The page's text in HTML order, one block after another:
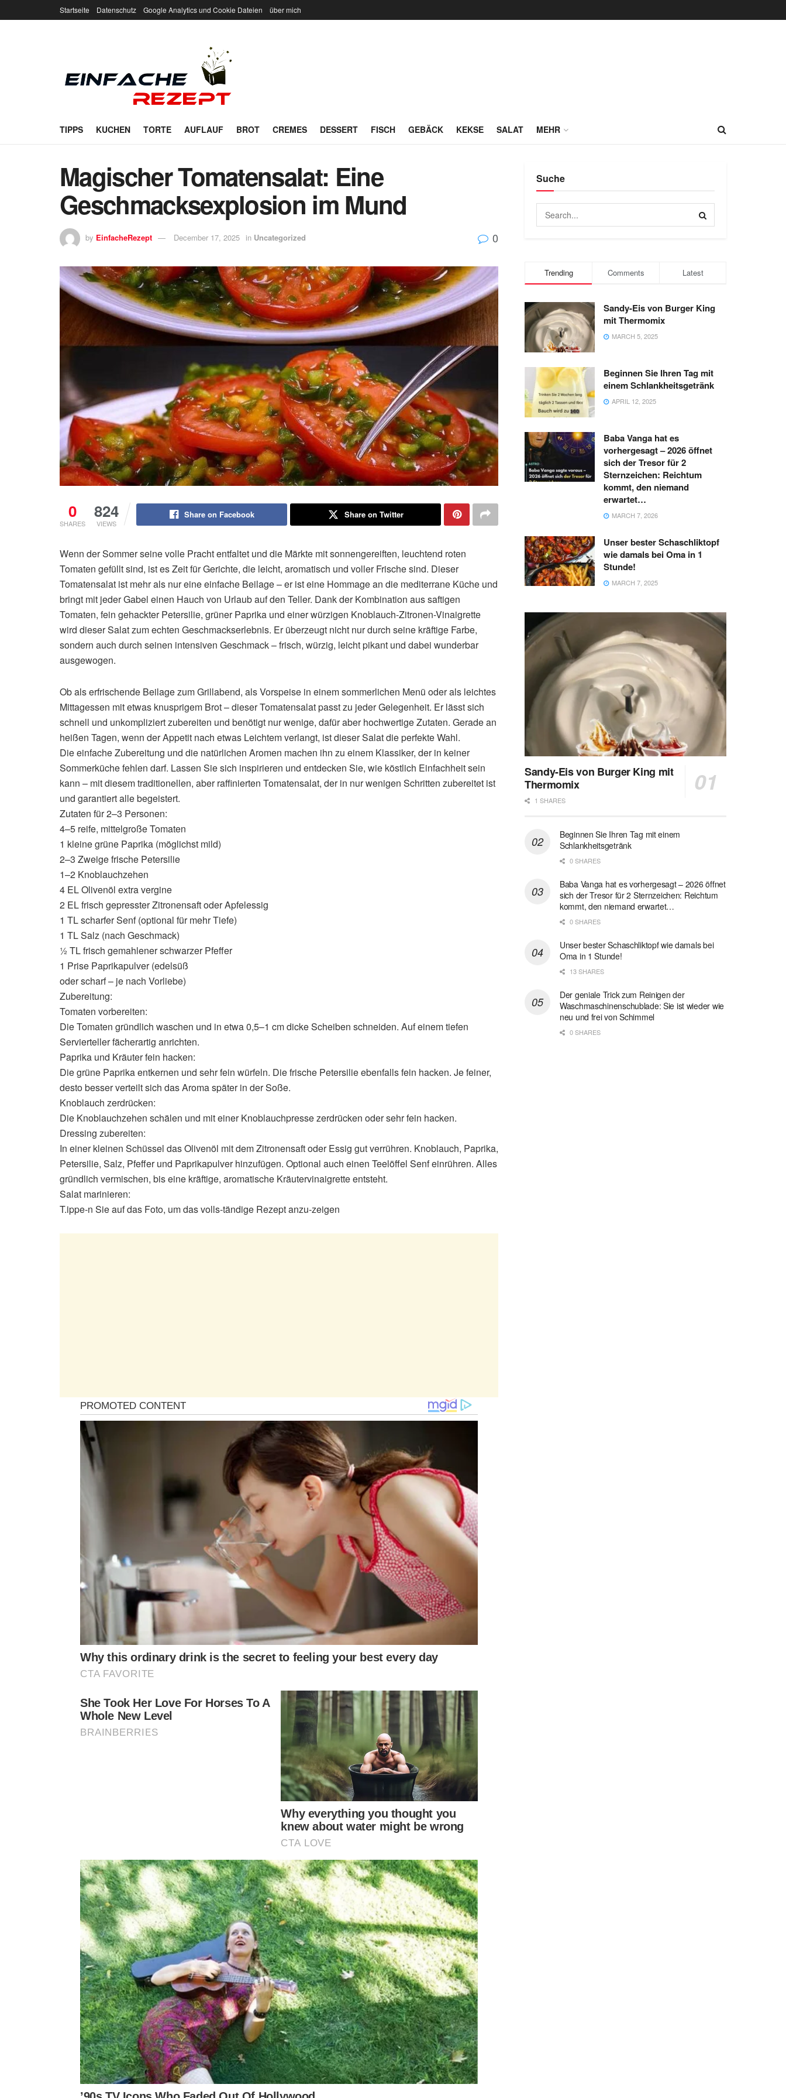
Startseite Datenschutz Google Analytics und Cookie Dateien über mich
TIPPS KUCHEN TORTE AUFLAUF BROT CREMES DESSERT FISCH GEBÄCK KEKSE SALAT MEHR
Magischer Tomatensalat: Eine
Geschmacksexplosion im Mund
by EinfacheRezept December 17, 2025 in Uncategorized 0
0
SHARES
824
VIEWS
Share on Facebook Share on Twitter
Wenn der Sommer seine volle Pracht entfaltet und die Märkte mit sonnengereiften, leuchtend roten
Tomaten gefüllt sind, ist es Zeit für Gerichte, die leicht, aromatisch und voller Frische sind. Dieser
Tomatensalat ist mehr als nur eine einfache Beilage – er ist eine Hommage an die mediterrane Küche und
bringt mit jeder Gabel einen Hauch von Urlaub auf den Teller. Dank der Kombination aus saftigen
Tomaten, fein gehackter Petersilie, grüner Paprika und einer würzigen Knoblauch-Zitronen-Vinaigrette
wird dieser Salat zum echten Geschmackserlebnis. Er überzeugt nicht nur durch seine kräftige Farbe,
sondern auch durch seinen intensiven Geschmack – frisch, würzig, leicht pikant und dabei wunderbar
ausgewogen.
Ob als erfrischende Beilage zum Grillabend, als Vorspeise in einem sommerlichen Menü oder als leichtes
Mittagessen mit etwas knusprigem Brot – dieser Tomatensalat passt zu jeder Gelegenheit. Er lässt sich
schnell und unkompliziert zubereiten und benötigt nur wenige, dafür aber hochwertige Zutaten. Gerade an
heißen Tagen, wenn der Appetit nach etwas Leichtem verlangt, ist dieser Salat die perfekte Wahl.
Die einfache Zubereitung und die natürlichen Aromen machen ihn zu einem Klassiker, der in keiner
Sommerküche fehlen darf. Lassen Sie sich inspirieren und entdecken Sie, wie köstlich Einfachheit sein
kann – mit diesem traditionellen, aber raffinierten Tomatensalat, der in nur wenigen Schritten zubereitet ist
und garantiert alle begeistert.
Zutaten für 2–3 Personen:
4–5 reife, mittelgroße Tomaten
1 kleine grüne Paprika (möglichst mild)
2–3 Zweige frische Petersilie
1–2 Knoblauchzehen
4 EL Olivenöl extra vergine
2 EL frisch gepresster Zitronensaft oder Apfelessig
1 TL scharfer Senf (optional für mehr Tiefe)
1 TL Salz (nach Geschmack)
½ TL frisch gemahlener schwarzer Pfeffer
1 Prise Paprikapulver (edelsüß
oder scharf – je nach Vorliebe)
Zubereitung:
Tomaten vorbereiten:
Die Tomaten gründlich waschen und in etwa 0,5–1 cm dicke Scheiben schneiden. Auf einem tiefen
Servierteller fächerartig anrichten.
Paprika und Kräuter fein hacken:
Die grüne Paprika entkernen und sehr fein würfeln. Die frische Petersilie ebenfalls fein hacken. Je feiner,
desto besser verteilt sich das Aroma später in der Soße.
Knoblauch zerdrücken:
Die Knoblauchzehen schälen und mit einer Knoblauchpresse zerdrücken oder sehr fein hacken.
Dressing zubereiten:
In einer kleinen Schüssel das Olivenöl mit dem Zitronensaft oder Essig gut verrühren. Knoblauch, Paprika,
Petersilie, Salz, Pfeffer und Paprikapulver hinzufügen. Optional auch einen Teelöffel Senf einrühren. Alles
gründlich vermischen, bis eine kräftige, aromatische Kräutervinaigrette entsteht.
Salat marinieren:
T.ippe-n Sie auf das Foto, um das volls-tändige Rezept anzu-zeigen
Suche
Trending Comments Latest
Sandy-Eis von Burger King
mit Thermomix
MARCH 5, 2025
Beginnen Sie Ihren Tag mit
einem Schlankheitsgetränk
APRIL 12, 2025
Baba Vanga hat es
vorhergesagt – 2026 öffnet
sich der Tresor für 2
Sternzeichen: Reichtum
kommt, den niemand
erwartet…
MARCH 7, 2026
Unser bester Schaschliktopf
wie damals bei Oma in 1
Stunde!
MARCH 7, 2025
Sandy-Eis von Burger King mit
Thermomix
1 SHARES
Beginnen Sie Ihren Tag mit einem
Schlankheitsgetränk
0 SHARES
Baba Vanga hat es vorhergesagt – 2026 öffnet
sich der Tresor für 2 Sternzeichen: Reichtum
kommt, den niemand erwartet…
0 SHARES
Unser bester Schaschliktopf wie damals bei
Oma in 1 Stunde!
13 SHARES
Der geniale Trick zum Reinigen der
Waschmaschinenschublade: Sie ist wieder wie
neu und frei von Schimmel
0 SHARES